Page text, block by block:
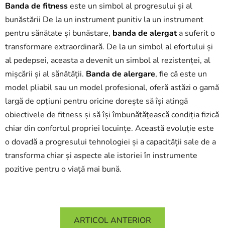
Banda de fitnesseste un simbol al progresului și al
bunăstării De la un instrument punitiv la un instrument
pentru sănătate și bunăstare, banda de alergata suferit o
transformare extraordinară. De la un simbol al efortului și
al pedepsei, aceasta a devenit un simbol al rezistenței, al
mișcării și al sănătății. Banda de alergare, fie că este un
model pliabil sau un model profesional, oferă astăzi o gamă
largă de opțiuni pentru oricine dorește să își atingă
obiectivele de fitness și să își îmbunătățească condiția fizică
chiar din confortul propriei locuințe. Această evoluție este
o dovadă a progresului tehnologiei și a capacității sale de a
transforma chiar și aspecte ale istoriei în instrumente
pozitive pentru o viață mai bună.
ARTICOL ANTERIOR